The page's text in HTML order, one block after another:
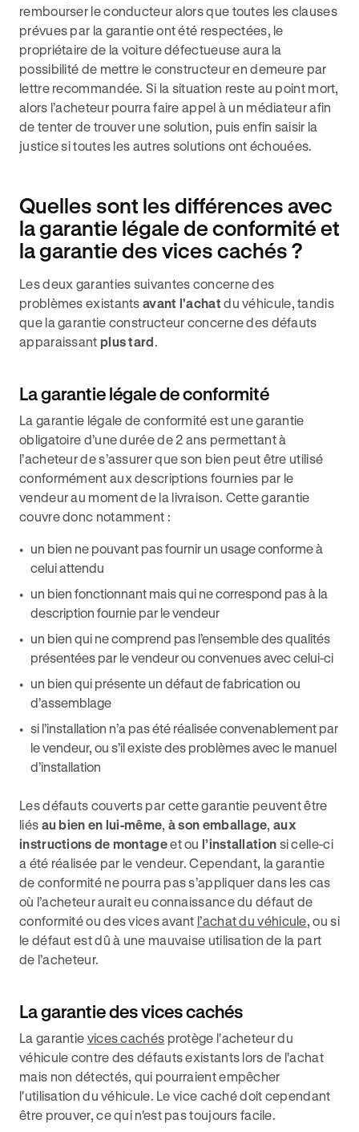
rembourser le conducteur alors que toutes les clauses
prévues par la garantie ont été respectées, le
propriétaire de la voiture défectueuse aura la
possibilité de mettre le constructeur en demeure par
lettre recommandée. Si la situation reste au point mort,
alors l’acheteur pourra faire appel à un médiateurafin
de tenter de trouver une solution, puis enfin saisir la
justice si toutes les autres solutions ont échouées.
Quelles sont les différences avec
la garantie légale de conformité et
la garantie des vices cachés ?
Les deux garanties suivantes concerne des
problèmes existantsavant l'achat du véhicule, tandis
que la garantie constructeur concerne des défauts
apparaissant plus tard.
La garantie légale de conformité
La garantie légale de conformité est une garantie
obligatoire d’une durée de 2 ans permettant à
l’acheteur de s’assurer que son bien peut être utilisé
conformément aux descriptions fournies par le
vendeur au moment de la livraison. Cette garantie
couvre donc notamment :
un bien ne pouvant pas fournir un usage conforme à
celui attendu
un bien fonctionnant mais qui ne correspond pas à la
description fournie par le vendeur
un bien qui ne comprend pas l’ensemble des qualités
présentées par le vendeur ou convenues avec celui-ci
un bien qui présente un défaut de fabrication ou
d’assemblage
si l’installation n’a pas été réalisée convenablement par
le vendeur, ou s’il existe des problèmes avec le manuel
d’installation
Les défauts couverts par cette garantie peuvent être
liés au bien en lui-même, à son emballage, aux
instructions de montageet ou l’installation si celle-ci
a été réalisée par le vendeur. Cependant, la garantie
de conformité ne pourra pas s’appliquer dans les cas
où l’acheteur aurait eu connaissance du défaut de
conformité ou des vices avant l’achat du véhicule, ou si
le défaut est dû à une mauvaise utilisation de la part
de l’acheteur.
La garantie des vices cachés
La garantie vices cachés protège l'acheteur du
véhicule contre des défauts existants lors de l'achat
mais non détectés, qui pourraient empêcher
l'utilisation du véhicule. Le vice caché doit cependant
être prouver, ce qui n'est pas toujours facile.